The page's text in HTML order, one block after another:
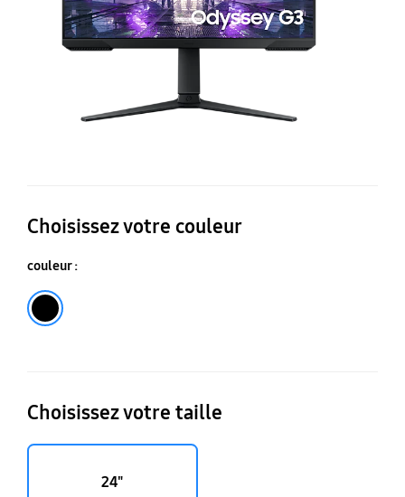
Choisissez votre couleur
couleur :
Choisissez votre taille
24"